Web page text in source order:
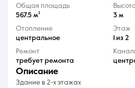
8 (861) 297-
Ежедневно с 08:30
Общая площадь
567.5 м²
3 м
Отопление
центральное
Этаж
1 из 2
Ремонт
требует ремонта
описание
Здание в 2-х этажах